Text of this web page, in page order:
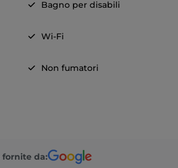
Bagno per disabili
Wi-Fi
Non fumatori
da: